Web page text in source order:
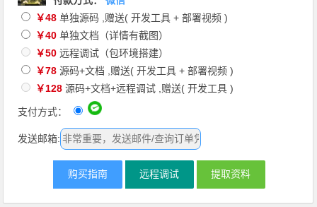
￥48单独源码 ,赠送( 开发工具 + 部署视频 )
￥40单独文档（详情有截图）
￥50远程调试（包环境搭建）
￥78源码+文档 ,赠送( 开发工具 + 部署视频 )
￥128源码+文档+远程调试 ,赠送( 开发工具 )
支付方式：
发送邮箱:
购买指南 远程调试 提取资料